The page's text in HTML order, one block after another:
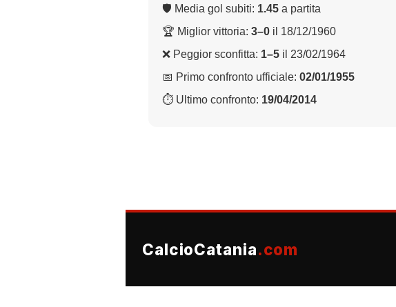
🛡 Media gol subiti: 1.45 a partita
🏆 Miglior vittoria: 3–0 il 18/12/1960
❌ Peggior sconfitta: 1–5 il 23/02/1964
📅 Primo confronto ufficiale: 02/01/1955
⏱ Ultimo confronto: 19/04/2014
CalcioCatania.com